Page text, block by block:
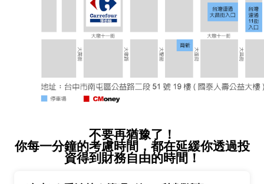
不要再猶豫了！
你每一分鐘的考慮時間，都在延緩你透過投
資得到財務自由的時間！